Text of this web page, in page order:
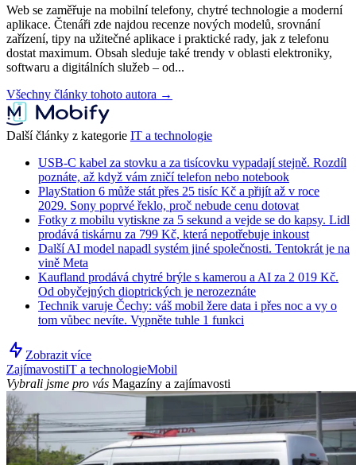
Web se zaměřuje na mobilní telefony, chytré technologie a moderní
aplikace. Čtenáři zde najdou recenze nových modelů, srovnání
zařízení, tipy na užitečné aplikace i praktické rady, jak z telefonu
dostat maximum. Obsah sleduje také trendy v oblasti elektroniky,
softwaru a digitálních služeb – od...
Všechny články tohoto autora →
Další články z kategorie IT a technologie
USB-C kabel za stovku a za tisícovku vypadají stejně. Rozdíl
poznáte, až když vám zničí telefon nebo notebook
PlayStation 6 může stát přes 25 tisíc Kč a přijít až v roce
2029. Sony poprvé řeklo, proč nebude cenu dotovat
Fotky z mobilu vytiskne za 5 sekund a vejde se do kapsy. Lidl
prodává tiskárnu za 799 Kč, která nepotřebuje inkoust
Další AI model napadl systém jiné společnosti. Tentokrát je na
vině Meta
Kaufland prodává chytré brýle s kamerou a AI za 2 019 Kč.
Od obyčejných dioptrických je nerozeznáte
Technik varuje Čechy: váš mobil žere data i přes noc a vy o
tom vůbec nevíte. Vypněte tuhle 1 funkci
Zobrazit více
ZajímavostiIT a technologieMobil
Vybrali jsme pro vás Magazíny a zajímavosti